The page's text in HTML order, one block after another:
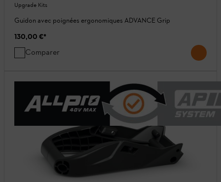
Upgrade Kits
Guidon avec poignées ergonomiques ADVANCE Grip
130,00 €*
Comparer